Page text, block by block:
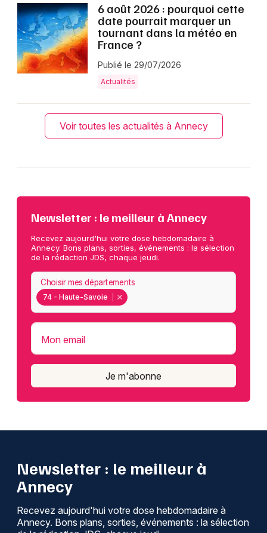
6 août 2026 : pourquoi cette
date pourrait marquer un
tournant dans la météo en
France ?
Publié le 29/07/2026
Actualités
Voir toutes les actualités à Annecy
Newsletter : le meilleur à Annecy
Recevez aujourd'hui votre dose hebdomadaire à
Annecy. Bons plans, sorties, événements : la sélection
de la rédaction JDS, chaque jeudi.
74 - Haute-Savoie
Choisir mes départements
Mon email
Je m'abonne
Newsletter : le meilleur à
Annecy
Recevez aujourd'hui votre dose hebdomadaire à
Annecy. Bons plans, sorties, événements : la sélection